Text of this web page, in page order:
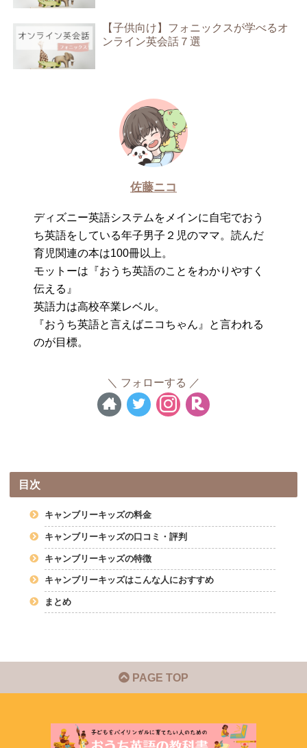
【子供向け】フォニックスが学べるオ
ンライン英会話７選
佐藤ニコ
ディズニー英語システムをメインに自宅でおう
ち英語をしている年子男子２児のママ。読んだ
育児関連の本は100冊以上。
モットーは『おうち英語のことをわかりやすく
伝える』
英語力は高校卒業レベル。
『おうち英語と言えばニコちゃん』と言われる
のが目標。
フォローする
目次
キャンブリーキッズの料金
キャンブリーキッズの口コミ・評判
キャンブリーキッズの特徴
キャンブリーキッズはこんな人におすすめ
まとめ
PAGE TOP